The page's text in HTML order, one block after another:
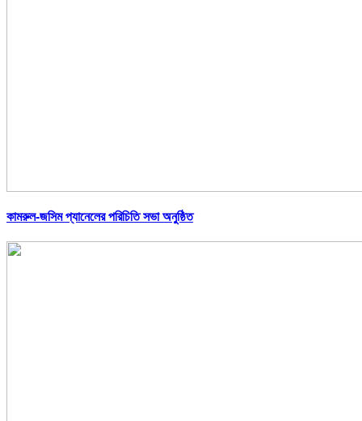
কামরুল-জসিম প্যানেলের পরিচিতি সভা অনুষ্ঠিত